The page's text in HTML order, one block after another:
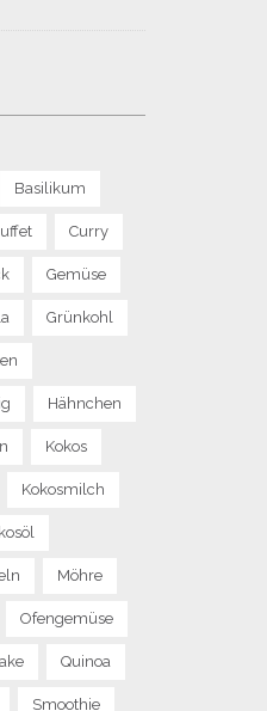
Basilikum
Curry
Gemüse
Grünkohl
Hähnchen
Kokos
Kokosmilch
Möhre
Ofengemüse
Quinoa
Smoothie